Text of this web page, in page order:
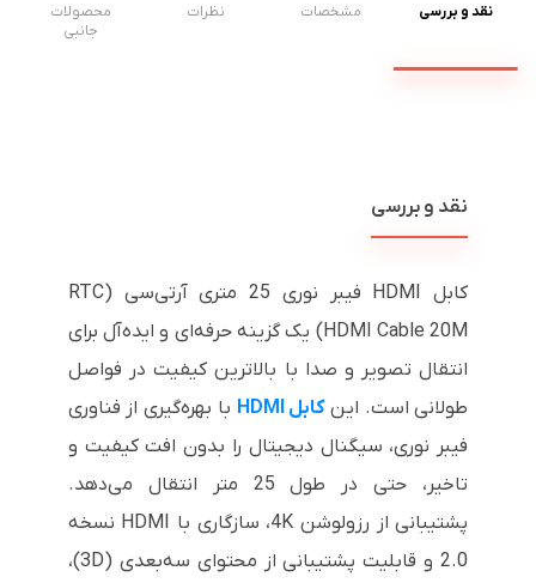
نقد و بررسی مشخصات نظرات
محصولات
جانبی
نقد و بررسی
کابل HDMI فیبر نوری 25 متری آر‌تی‌سی (RTC
HDMI Cable 20M) یک گزینه حرفه‌ای و ایده‌آل برای
انتقال تصویر و صدا با بالاترین کیفیت در فواصل
طولانی است. اینکابل HDMI
با بهره‌گیری از فناوری
فیبر نوری، سیگنال دیجیتال را بدون افت کیفیت و
تاخیر، حتی در طول 25 متر انتقال می‌دهد.
پشتیبانی از رزولوشن 4K، سازگاری با HDMI نسخه
2.0 و قابلیت پشتیبانی از محتوای سه‌بعدی (3D)،